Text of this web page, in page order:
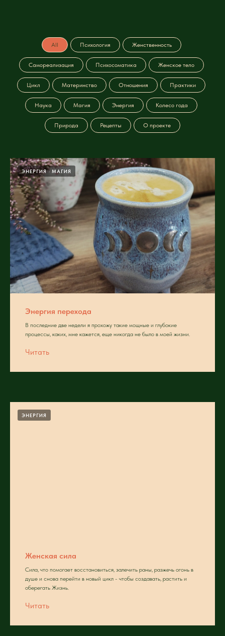
All Психология Женственность
Самореализация Психосоматика Женское тело
Цикл Материнство Отношения Практики
Наука Магия Энергия Колесо года
Природа Рецепты О проекте
ЭНЕРГИЯ МАГИЯ
Энергия перехода
В последние две недели я прохожу такие мощные и глубокие
процессы, каких, мне кажется, еще никогда не было в моей жизни.
Читать
ЭНЕРГИЯ
Женская сила
Сила, что помогает восстановиться, залечить раны, разжечь огонь в
душе и снова перейти в новый цикл - чтобы создавать, растить и
оберегать Жизнь.
Читать